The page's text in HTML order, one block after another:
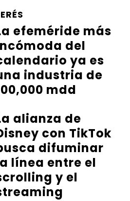
efeméride más
del
ya es
industria de
mdd
alianza de
con TikTok
difuminar
línea entre el
y el